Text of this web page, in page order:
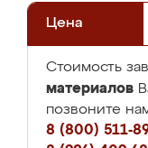
Цена
Стоимость
материалов
позвоните
8 (800) 511-